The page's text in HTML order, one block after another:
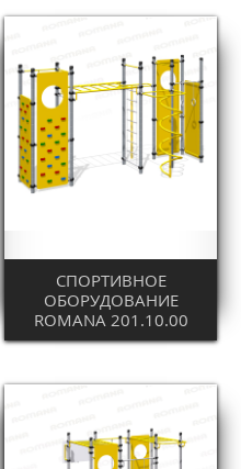
СПОРТИВНОЕ
ОБОРУДОВАНИЕ
ROMANA 201.10.00